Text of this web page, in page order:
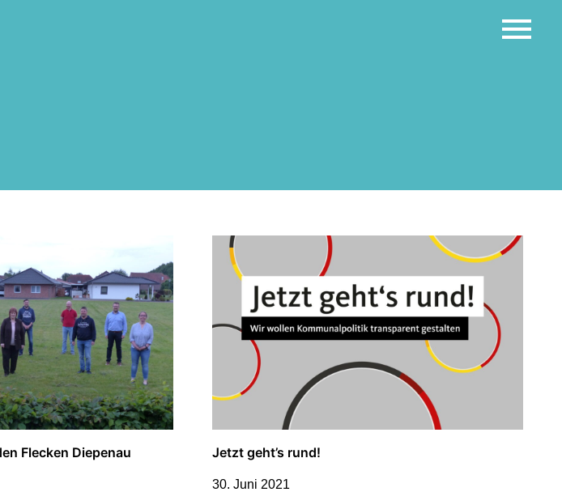
Flecken Diepenau Jetzt geht’s rund!
30. Juni 2021